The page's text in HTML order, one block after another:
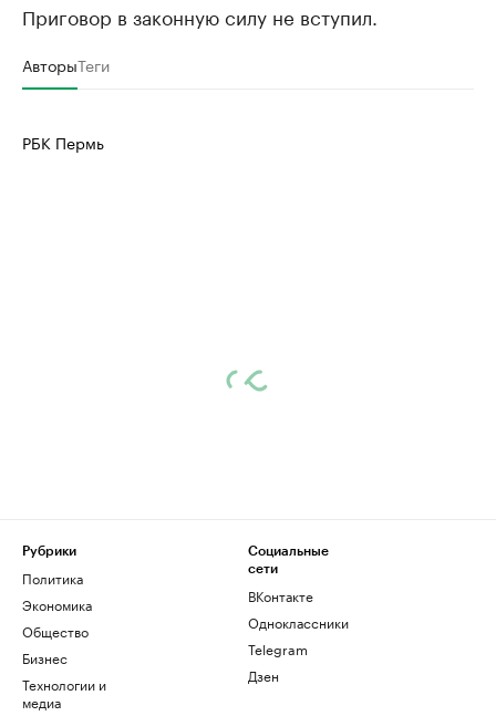
Приговор в законную силу не вступил.
АвторыТеги
РБК Пермь
Рубрики
Политика
Экономика
Общество
Бизнес
Технологии и
медиа
Социальные
сети
ВКонтакте
Одноклассники
Telegram
Дзен